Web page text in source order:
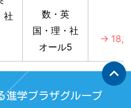
社
数・英
国・理・社
オール5
→
keyboard_arrow_up
進学プラザグループ